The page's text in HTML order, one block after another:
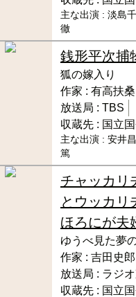
主な出演 : 淡島
徹
銭形平次捕
狐の嫁入り
作家 : 有高扶桑
放送局 : TBS
収蔵先 : 国立
主な出演 : 安井
篤
チャッカリ
とウッカリ
ほろにが夫
ゆうべ見た夢
作家 : 吉田史郎
放送局 : ラジ
収蔵先 : 国立